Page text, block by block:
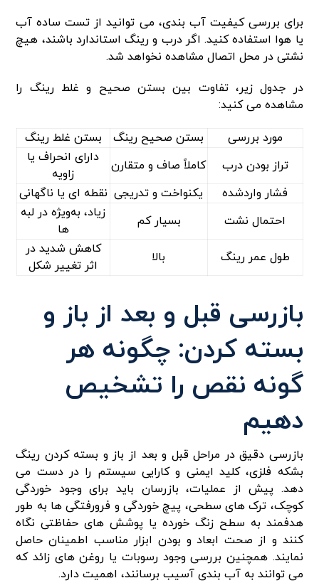
برای بررسی کیفیت آب بندی، می توانید از تست ساده آب
یا هوا استفاده کنید. اگر درب و رینگ استاندارد باشند، هیچ
نشتی در محل اتصال مشاهده نخواهد شد.
در جدول زیر، تفاوت بین بستن صحیح و غلط رینگ را
مشاهده می کنید:
مورد بررسی بستن صحیح رینگ
بستن غلط رینگ
تراز بودن درب
کاملاً صاف و متقارن
دارای انحراف یا
زاویه
فشار واردشده
یکنواخت و تدریجی نقطه‌ ای یا ناگهانی
احتمال نشت
بسیار کم
زیاد، به‌ویژه در لبه‌
ها
طول عمر رینگ
بالا
کاهش شدید در
اثر تغییر شکل
بازرسی قبل و بعد از باز و
بسته کردن: چگونه هر
گونه نقص را تشخیص
دهیم
بازرسی دقیق در مراحل قبل و بعد از باز و بسته کردن رینگ
بشکه فلزی، کلید ایمنی و کارایی سیستم را در دست می
دهد. پیش از عملیات، بازرسان باید برای وجود خوردگی
کوچک، ترک های سطحی، پیچ خوردگی و فرورفتگی ها به طور
هدفمند به سطح زنگ خورده یا پوشش های حفاظتی نگاه
کنند و از صحت ابعاد و بودن ابزار مناسب اطمینان حاصل
نمایند. همچنین بررسی وجود رسوبات یا روغن های زائد که
می توانند به آب بندی آسیب برسانند، اهمیت دارد.